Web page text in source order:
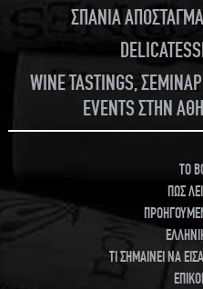
ΣΠΑΝΙΑ
WINE TASTINGS,
EVENTS ΣΤΗΝ
TO
ΠΩΣ
ΤΙ ΣΗΜΑΙΝΕΙ ΝΑ